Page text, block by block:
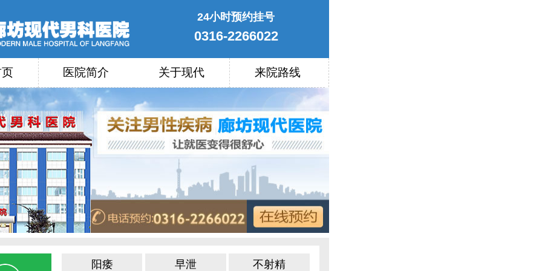
24小时预约挂号
0316-2266022
医院简介 关于现代 来院路线
阳痿 早泄 不射精